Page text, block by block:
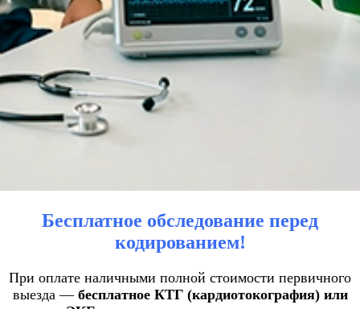
Бесплатное обследование перед
кодированием!
При оплате наличными полной стоимости первичного
выезда — бесплатное КТГ (кардиотокография) или